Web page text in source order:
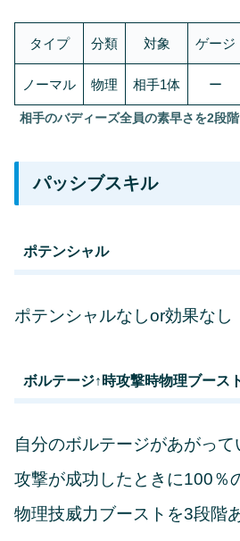
タイプ 分類 対象 ゲージ
ノーマル 物理 相手1体 ー
相手のバディーズ全員の素早さを2段
パッシブスキル
ポテンシャル
ポテンシャルなしor効果なし
ボルテージ↑時攻撃時物理ブース
自分のボルテージがあがっ
攻撃が成功したときに100％
物理技威力ブーストを3段階